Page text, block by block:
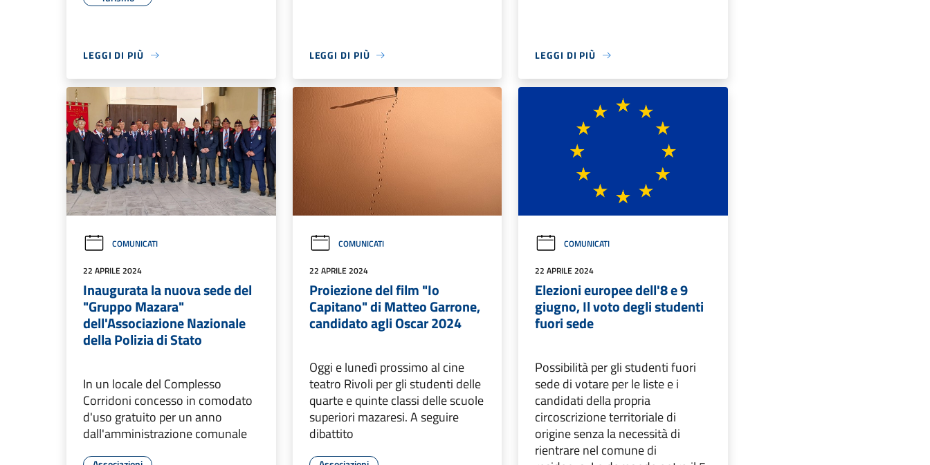
LEGGI DI PIÙ LEGGI DI PIÙ LEGGI DI PIÙ
COMUNICATI
22 APRILE 2024
Inaugurata la nuova sede del
"Gruppo Mazara"
dell'Associazione Nazionale
della Polizia di Stato
In un locale del Complesso
Corridoni concesso in comodato
d'uso gratuito per un anno
dall'amministrazione comunale
COMUNICATI
22 APRILE 2024
Proiezione del film "Io
Capitano" di Matteo Garrone,
candidato agli Oscar 2024
Oggi e lunedì prossimo al cine
teatro Rivoli per gli studenti delle
quarte e quinte classi delle scuole
superiori mazaresi. A seguire
dibattito
COMUNICATI
22 APRILE 2024
Elezioni europee dell'8 e 9
giugno, Il voto degli studenti
fuori sede
Possibilità per gli studenti fuori
sede di votare per le liste e i
candidati della propria
circoscrizione territoriale di
origine senza la necessità di
rientrare nel comune di